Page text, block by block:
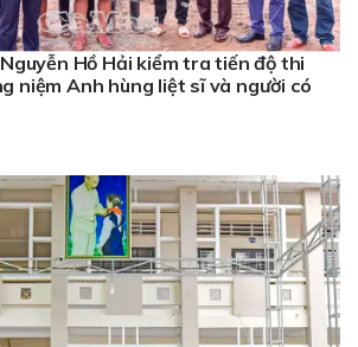
Hồ Hải kiểm tra tiến độ thi
niệm Anh hùng liệt sĩ và người có